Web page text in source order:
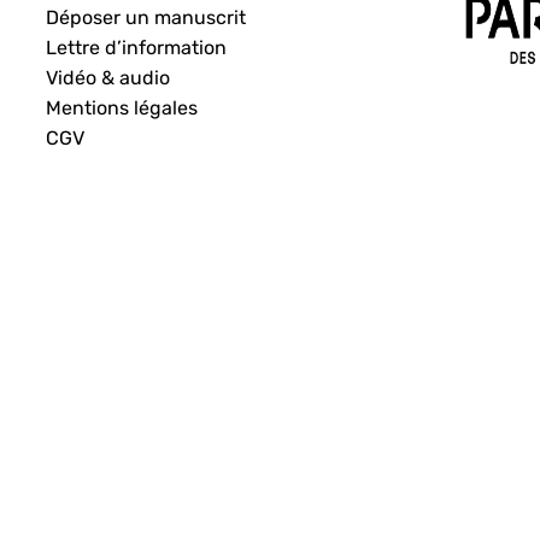
Déposer un manuscrit
Lettre d’information
Vidéo & audio
Mentions légales
CGV